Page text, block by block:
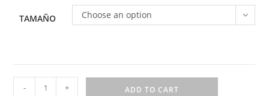
TAMAÑO Choose an option
- + ADD TO CART